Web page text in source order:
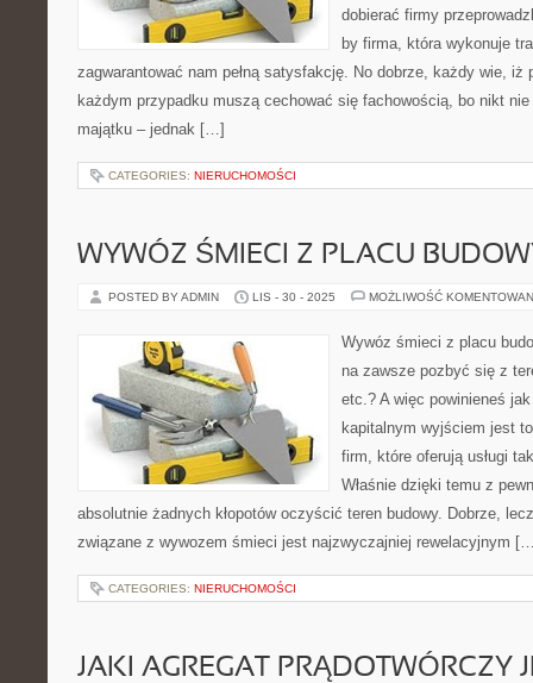
dobierać firmy
by firma, która wykonuje
zagwarantować nam pełną satysfakcję. No dobrze, każdy wie, iż
każdym przypadku muszą cechować się fachowością, bo nikt
majątku – jednak […]
CATEGORIES: NIERUCHOMOŚCI
WYWÓZ ŚMIECI Z PLACU
POSTED BY ADMIN LIS - 30 - 2025 MOŻLIWOŚĆ
Wywóz śmieci z placu
na zawsze pozbyć się z
etc.? A więc powinieneś
kapitalnym wyjściem jest
firm, które oferują usługi
Właśnie dzięki temu z
absolutnie żadnych kłopotów oczyścić teren budowy. Dobrze,
związane z wywozem śmieci jest najzwyczajniej rewelacyjnym
CATEGORIES: NIERUCHOMOŚCI
JAKI AGREGAT PRĄDOTWÓRCZY